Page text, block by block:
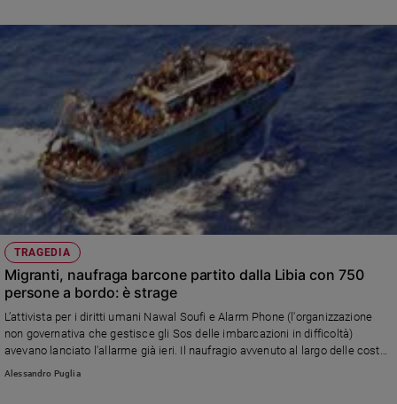
Policy
Contatti
Pubblicità
Registrati
Redazione
Social
TRAGEDIA
Migranti, naufraga barcone partito dalla Libia con 750
persone a bordo: è strage
L’attivista per i diritti umani Nawal Soufi e Alarm Phone (l'organizzazione
non governativa che gestisce gli Sos delle imbarcazioni in difficoltà)
avevano lanciato l'allarme già ieri. Il naufragio avvenuto al largo delle coste
greche. Nel Mediterraneo centrale non c’erano così tanti morti dal 2017
Alessandro Puglia